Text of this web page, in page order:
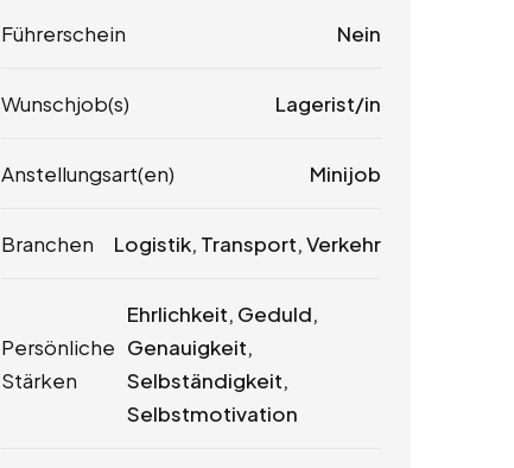
Führerschein Nein
Wunschjob(s) Lagerist/in
Anstellungsart(en) Minijob
Branchen Logistik, Transport, Verkehr
Persönliche
Stärken
Ehrlichkeit, Geduld,
Genauigkeit,
Selbständigkeit,
Selbstmotivation